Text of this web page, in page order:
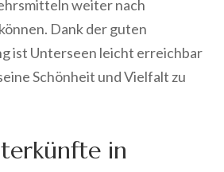
weiter nach
Dank der guten
ist Unterseen leicht erreichbar
Schönheit und Vielfalt zu
in